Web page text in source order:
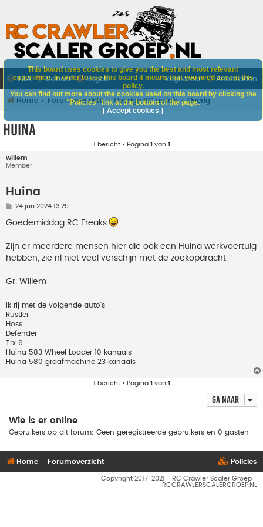
V&A Doneer Regels Aanmelden
Registreer
Home Forumoverzicht Overige RC auto's Overig
Huina
1 bericht • Pagina 1 van 1
willem
Member
Huina
B
r
h
t
24 jun 2024 13:25
Goedemiddag RC Freaks
Zijn er meerdere mensen hier die ook een Huina werkvoertuig
hebben, zie nl niet veel verschijn met de zoekopdracht.
Gr. Willem
ik rij met de volgende auto's
Rustler
Hoss
Defender
Trx 6
Huina 583 Wheel Loader 10 kanaals
Huina 580 graafmachine 23 kanaals
1 bericht • Pagina 1van 1
Ga naar
Wie is er online
Gebruikers op dit forum: Geen geregistreerde gebruikers en 0 gasten
This board uses cookies to give you the best and most relevant
experience. In order to use this board it means that you need accept this
policy.
You can find out more about the cookies used on this board by clicking the
"Policies" link at the bottom of the page.
[ Accept cookies ]
Home Forumoverzicht Policies
Copyright 2017-2021 - RC Crawler Scaler Groep -
RCCRAWLERSCALERGROEP.NL